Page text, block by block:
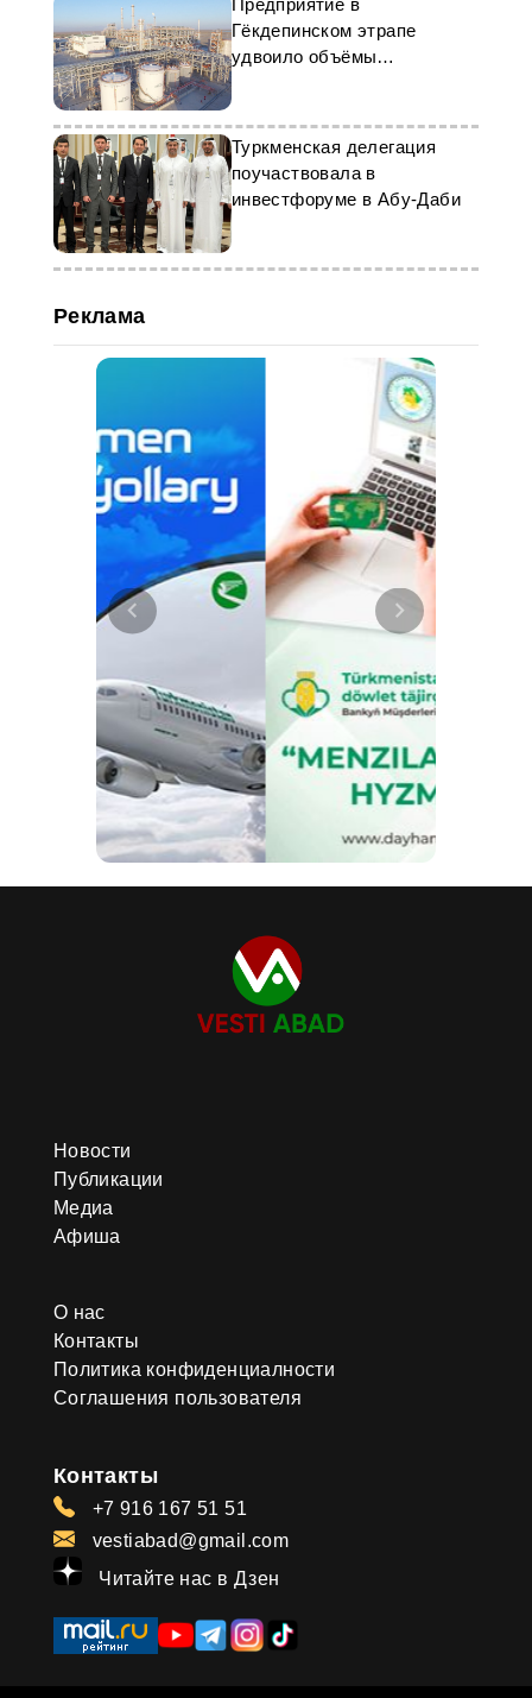
Предприятие в
Гёкдепинском этрапе
удвоило объёмы
производства бензина
Туркменская делегация
поучаствовала в
инвестфоруме в Абу-Даби
Реклама
Новости
Публикации
Медиа
Афиша
О нас
Контакты
Политика конфиденциалности
Соглашения пользователя
Контакты
+7 916 167 51 51
vestiabad@gmail.com
Читайте нас в Дзен